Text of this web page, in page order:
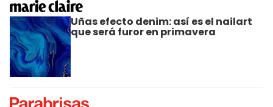
Uñas efecto denim: así es el nailart
que será furor en primavera